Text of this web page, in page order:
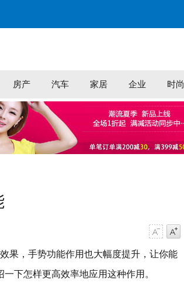
房产 汽车 家居 企业 时尚
果，手势功能作用也大幅度提升，让你能
下怎样更高效率地应用这种作用。